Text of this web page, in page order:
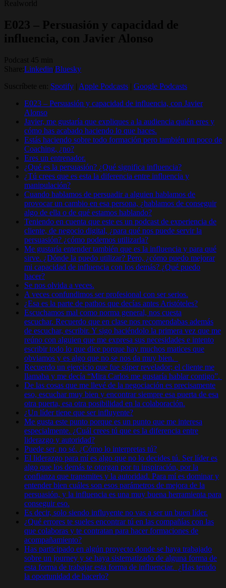
Realworld
E023 – Persuasión y capacidad de
influencia, con Javier Alonso
Podcast 45 min
Share: Linkedin Bluesky
Suscríbete en: Spotify Apple Podcasts
Google Podcasts
E023 – Persuasión y capacidad de influencia, con Javier
Alonso
Javier, me gustaría que expliques a la audiencia quién eres y
cómo has acabado haciendo lo que haces.
Estás haciendo sobre todo formación pero también un poco de
Coaching, ¿no?
Eres un entrenador.
¿Qué es la persuasión? ¿Qué significa influencia?
¿Tú crees que es esta la diferencia entre influencia y
manipulación?
Cuando hablamos de persuadir a alguien hablamos de
provocar un cambio en esa persona, ¿hablamos de conseguir
algo de ella o de qué estamos hablando?
Teniendo en cuenta que este es un podcast de experiencia de
cliente, de negocio digital, ¿para qué nos puede servir la
persuasión? ¿cómo podemos utilizarla?
Me gustaría entender también que es la influencia y para qué
sirve. ¿Dónde la puedo utilizar? Pero, ¿cómo puedo mejorar
mi capacidad de influencia con los demás? ¿Qué puedo
hacer?
Se nos olvida a veces.
A veces confundimos ser profesional con ser serios.
¿Esa es la parte de pathos que decías antes Aristóteles?
Escuchamos mal como norma general, nos cuesta
escuchar. Recuerdo que en clase nos recomendabas además
de escuchar, escribir. Y sigo haciéndolo la primera vez que me
reúno con alguien que me expresa sus necesidades e intento
escribir todo lo que dice porque hay muchos matices que
obviamos y es algo que no se nos da muy bien.
Recuerdo un ejercicio que fue súper revelador; el cliente me
llamaba y me decía “Mira Carlos me gustaría hablar contigo”.
De las cosas que me llevé de la negociación es precisamente
eso, escuchar muy bien y encontrar siempre esa puerta de esa
otra puerta, esa otra posibilidad en la colaboración.
¿Un líder tiene que ser influyente?
Me gusta este punto porque es un punto que me interesa
especialmente. ¿Cuál crees tú que es la diferencia entre
liderazgo y autoridad?
Puede ser, no sé. ¿Cómo lo interpretas tú?
El liderazgo para mí es algo que no lo decides tú. Ser líder es
algo que los demás te otorgan por tu inspiración, por la
confianza que transmites y la autoridad. Para mí es dominar y
entender bien cuáles son esos parámetros de mejora de la
persuasión, y la influencia es una muy buena herramienta para
conseguir eso.
Es decir, solo siendo influyente no vas a ser un buen líder.
¿Qué errores te sueles encontrar tú en las compañías con las
que colaboras y te contratan para hacer formaciones de
acompañamiento?
Has participado en algún proyecto donde se haya trabajado
sobre un journey y se haya sistematizado de alguna forma de
esta forma de trabajar esta forma de influenciar. ¿Has tenido
la oportunidad de hacerlo?